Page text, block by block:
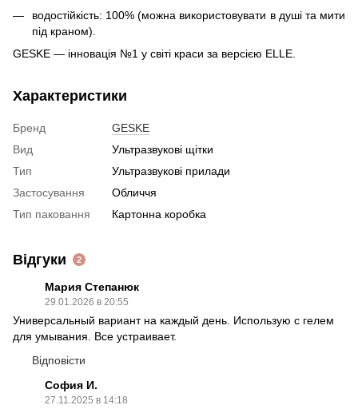
водостійкість: 100% (можна використовувати в душі та мити
під краном).
GESKE — інновація №1 у світі краси за версією ELLE.
Характеристики
Бренд
GESKE
Вид
Ультразвукові щітки
Тип
Ультразвукові прилади
Застосування
Обличчя
Тип паковання
Картонна коробка
Відгуки 2
Мария Степанюк
29.01.2026 в 20:55
Универсальный вариант на каждый день. Использую с гелем
для умывания. Все устраивает.
Відповісти
София И.
27.11.2025 в 14:18